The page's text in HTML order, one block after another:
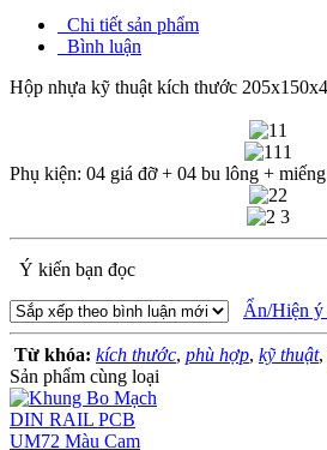
Chi tiết sản phẩm
Bình luận
Hộp nhựa kỹ thuật kích thước
Phụ kiện: 04 giá đỡ + 04 bu lông +
Ý kiến bạn đọc
Ẩn/Hiện ý
Từ khóa: kích thước, phù hợp, kỹ thuật,
Sản phẩm cùng loại